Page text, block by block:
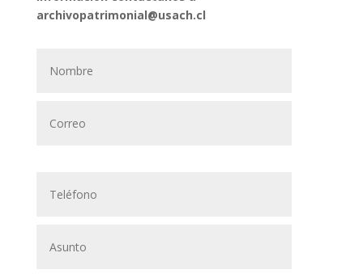
archivopatrimonial@usach.cl